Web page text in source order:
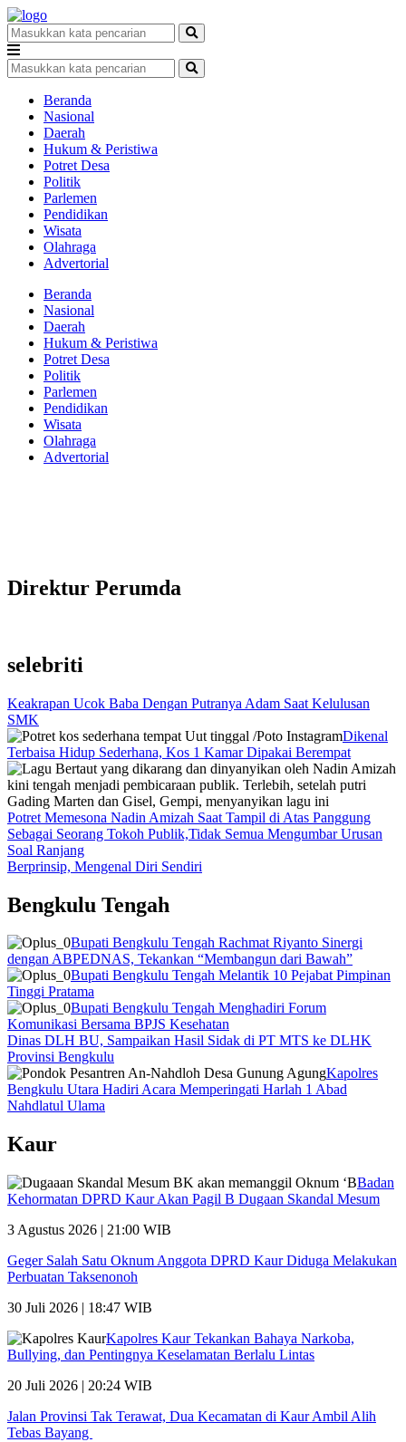
Beranda
Nasional
Daerah
Hukum & Peristiwa
Potret Desa
Politik
Parlemen
Pendidikan
Wisata
Olahraga
Advertorial
Beranda
Nasional
Daerah
Hukum & Peristiwa
Potret Desa
Politik
Parlemen
Pendidikan
Wisata
Olahraga
Advertorial
Direktur Perumda
selebriti
Keakrapan Ucok Baba Dengan Putranya Adam Saat Kelulusan
SMK
Dikenal
Terbaisa Hidup Sederhana, Kos 1 Kamar Dipakai Berempat
Potret Memesona Nadin Amizah Saat Tampil di Atas Panggung
Sebagai Seorang Tokoh Publik,Tidak Semua Mengumbar Urusan
Soal Ranjang
Berprinsip, Mengenal Diri Sendiri
Bengkulu Tengah
Bupati Bengkulu Tengah Rachmat Riyanto Sinergi
dengan ABPEDNAS, Tekankan “Membangun dari Bawah”
Bupati Bengkulu Tengah Melantik 10 Pejabat Pimpinan
Tinggi Pratama
Bupati Bengkulu Tengah Menghadiri Forum
Komunikasi Bersama BPJS Kesehatan
Dinas DLH BU, Sampaikan Hasil Sidak di PT MTS ke DLHK
Provinsi Bengkulu
Kapolres
Bengkulu Utara Hadiri Acara Memperingati Harlah 1 Abad
Nahdlatul Ulama
Kaur
Badan
Kehormatan DPRD Kaur Akan Pagil B Dugaan Skandal Mesum
3 Agustus 2026 | 21:00 WIB
Geger Salah Satu Oknum Anggota DPRD Kaur Diduga Melakukan
Perbuatan Taksenonoh
30 Juli 2026 | 18:47 WIB
Kapolres Kaur Tekankan Bahaya Narkoba,
Bullying, dan Pentingnya Keselamatan Berlalu Lintas
20 Juli 2026 | 20:24 WIB
Jalan Provinsi Tak Terawat, Dua Kecamatan di Kaur Ambil Alih
Tebas Bayang